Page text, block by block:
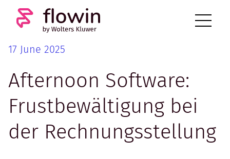
17 June 2025
Afternoon Software:
Frustbewältigung bei
der Rechnungsstellung